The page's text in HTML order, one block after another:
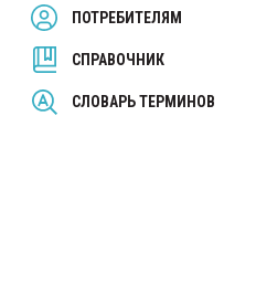
ПОТРЕБИТЕЛЯМ
СПРАВОЧНИК
СЛОВАРЬ ТЕРМИНОВ